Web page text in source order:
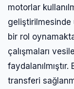
motorlar
geliştirilmesinde
bir rol
çalışmaları
transferi